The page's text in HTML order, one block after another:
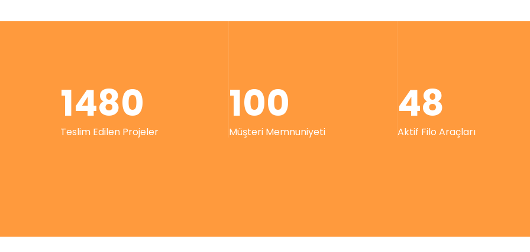
1480
Teslim Edilen Projeler
100
Müşteri Memnuniyeti
48
Aktif Filo Araçları